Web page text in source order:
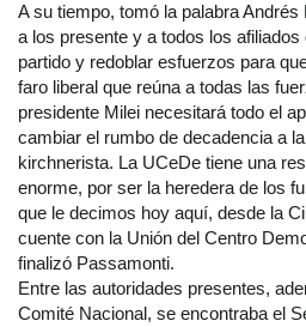
A su tiempo, tomó la palabra
a los presente y a todos los
partido y redoblar esfuerzos para
faro liberal que reúna a todas las
presidente Milei necesitará todo el
cambiar el rumbo de decadencia a
kirchnerista. La UCeDe tiene una
enorme, por ser la heredera de los
que le decimos hoy aquí, desde la
cuente con la Unión del Centro
finalizó Passamonti.
Entre las autoridades presentes,
Comité Nacional, se encontraba el